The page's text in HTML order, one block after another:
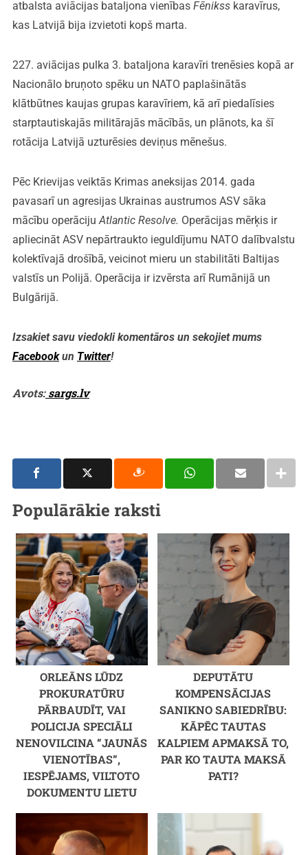
atbalsta aviācijas bataljona vienības Fēnikss karavīrus,
kas Latvijā bija izvietoti kopš marta.
227. aviācijas pulka 3. bataljona karavīri trenēsies kopā ar
Nacionālo bruņoto spēku un NATO paplašinātās
klātbūtnes kaujas grupas karavīriem, kā arī piedalīsies
starptautiskajās militārajās mācībās, un plānots, ka šī
rotācija Latvijā uzturēsies deviņus mēnešus.
Pēc Krievijas veiktās Krimas aneksijas 2014. gada
pavasarī un agresijas Ukrainas austrumos ASV sāka
mācību operācijuAtlantic Resolve. Operācijas mērķis ir
apliecināt ASV nepārtraukto ieguldījumu NATO dalībvalstu
kolektīvajā drošībā, veicinot mieru un stabilitāti Baltijas
valstīs un Polijā. Operācija ir izvērsta arī Rumānijā un
Bulgārijā.
Izsakiet savu viedokli komentāros un sekojiet mums
Facebookun Twitter!
Avots:sargs.lv
Populārākie raksti
ORLEĀNS LŪDZ
PROKURATŪRU
PĀRBAUDĪT, VAI
POLICIJA SPECIĀLI
NENOVILCINA “JAUNĀS
VIENOTĪBAS”,
IESPĒJAMS, VILTOTO
DOKUMENTU LIETU
DEPUTĀTU
KOMPENSĀCIJAS
SANIKNO SABIEDRĪBU:
KĀPĒC TAUTAS
KALPIEM APMAKSĀ TO,
PAR KO TAUTA MAKSĀ
PATI?